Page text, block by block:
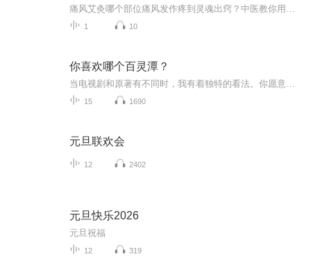
1 10
你喜欢哪个百灵潭？
15 1690
元旦联欢会
12 2402
元旦快乐2026
元旦祝福
12 319